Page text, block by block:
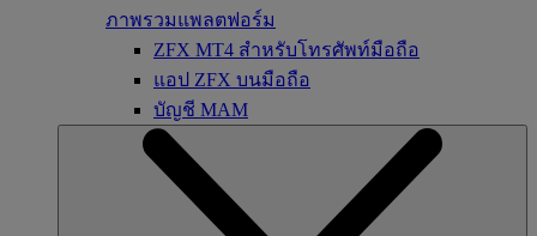
ภาพรวมแพลตฟอร์ม
ZFX MT4 สำหรับโทรศัพท์มือถือ
แอป ZFX บนมือถือ
บัญชี MAM